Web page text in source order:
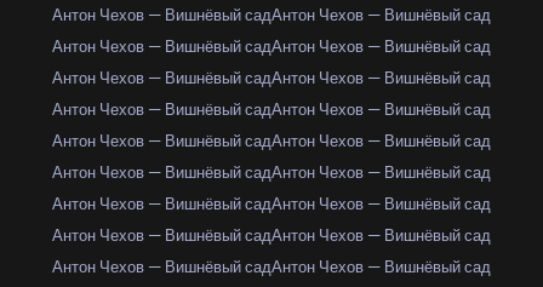
Антон Чехов — Вишнёвый садАнтон Чехов — Вишнёвый сад
Антон Чехов — Вишнёвый садАнтон Чехов — Вишнёвый сад
Антон Чехов — Вишнёвый садАнтон Чехов — Вишнёвый сад
Антон Чехов — Вишнёвый садАнтон Чехов — Вишнёвый сад
Антон Чехов — Вишнёвый садАнтон Чехов — Вишнёвый сад
Антон Чехов — Вишнёвый садАнтон Чехов — Вишнёвый сад
Антон Чехов — Вишнёвый садАнтон Чехов — Вишнёвый сад
Антон Чехов — Вишнёвый садАнтон Чехов — Вишнёвый сад
Антон Чехов — Вишнёвый садАнтон Чехов — Вишнёвый сад